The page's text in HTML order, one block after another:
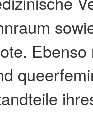
Ebenso